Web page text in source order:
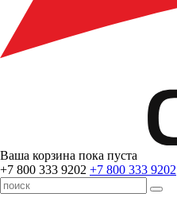
Ваша корзина пока пуста
+7 800 333 9202 +7 800 333 9202